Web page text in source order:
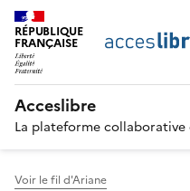
RÉPUBLIQUE
FRANÇAISE
Acceslibre
La plateforme collaborative
Voir le fil d'Ariane